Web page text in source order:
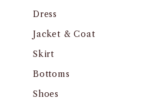
Dress
Jacket & Coat
Skirt
Bottoms
Shoes